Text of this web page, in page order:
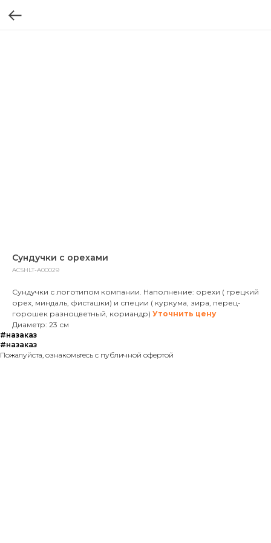
Сундучки с орехами
ACSHLT-A00029
Сундучки с логотипом компании. Наполнение: орехи ( грецкий
орех, миндаль, фисташки) и специи ( куркума, зира, перец-
горошек разноцветный, кориандр) Уточнить цену
Диаметр: 23 см
#назаказ
#назаказ
Пожалуйста, ознакомьтесь с публичной офертой